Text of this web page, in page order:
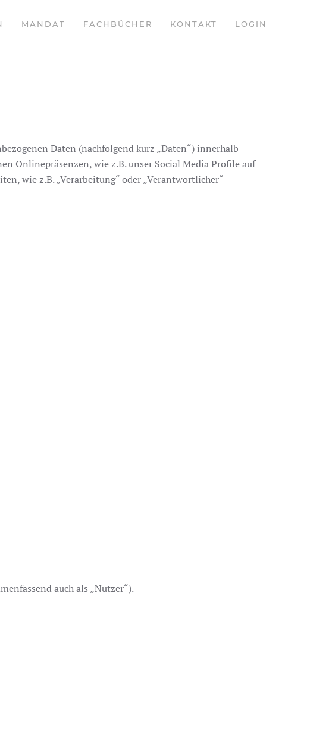
MANDAT FACHBÜCHER KONTAKT LOGIN
Daten (nachfolgend kurz „Daten“) innerhalb
Onlinepräsenzen, wie z.B. unser Social Media Profile auf
wie z.B. „Verarbeitung“ oder „Verantwortlicher“
auch als „Nutzer“).